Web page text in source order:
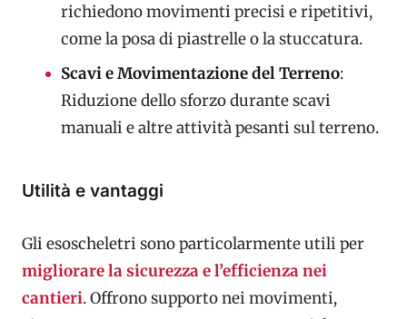
richiedono movimenti precisi e ripetitivi,
come la posa di piastrelle o la stuccatura.
Scavi e Movimentazione del Terreno:
Riduzione dello sforzo durante scavi
manuali e altre attività pesanti sul terreno.
Utilità e vantaggi
Gli esoscheletri sono particolarmente utili per
migliorare la sicurezza e l’efficienza nei
cantieri. Offrono supporto nei movimenti,